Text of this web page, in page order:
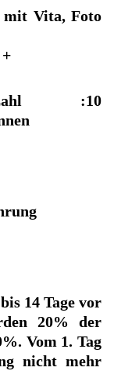
mit Vita, Foto
:10
14 Tage vor
20% der
Vom 1. Tag
nicht mehr